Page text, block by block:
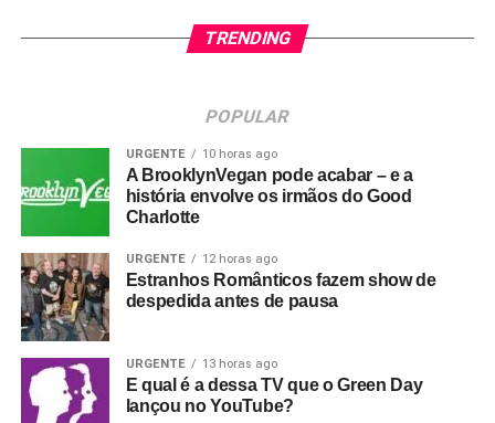
TRENDING
POPULAR
URGENTE 10 horas ago
A BrooklynVegan pode acabar – e a
história envolve os irmãos do Good
Charlotte
URGENTE 12 horas ago
Estranhos Românticos fazem show de
despedida antes de pausa
URGENTE 13 horas ago
E qual é a dessa TV que o Green Day
lançou no YouTube?